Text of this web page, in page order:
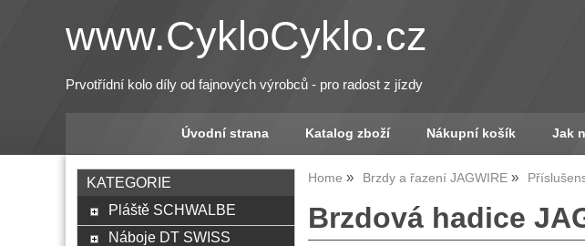
www.CykloCyklo.cz
Prvotřídní kolo díly od fajnových výrobců - pro radost z jízdy
Úvodní strana Katalog zboží Nákupní košík Jak
Home Brzdy a řazení JAGWIRE
Brzdová hadice
KATEGORIE
Pláště SCHWALBE
Náboje DT SWISS